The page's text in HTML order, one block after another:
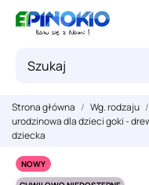
Strona główna Wg. rodzaju
urodzinowa dla dzieci goki -
dziecka
NOWY